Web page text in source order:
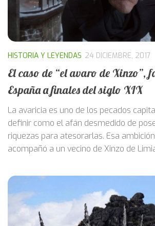
HISTORIA Y LEYENDAS 24 DICIEMBRE, 2017
El caso de “el avaro de Xinzo”,
España a finales del siglo XIX
La avaricia es uno de los pecados
definir como el afán desmedido de
riquezas para atesorarlas. Esa
acompañó a un vecino de Xinzo de